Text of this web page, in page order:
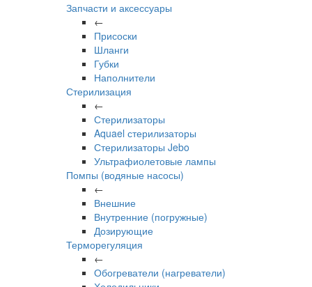
Запчасти и аксессуары
←
Присоски
Шланги
Губки
Наполнители
Стерилизация
←
Стерилизаторы
Aquael стерилизаторы
Стерилизаторы Jebo
Ультрафиолетовые лампы
Помпы (водяные насосы)
←
Внешние
Внутренние (погружные)
Дозирующие
Терморегуляция
←
Обогреватели (нагреватели)